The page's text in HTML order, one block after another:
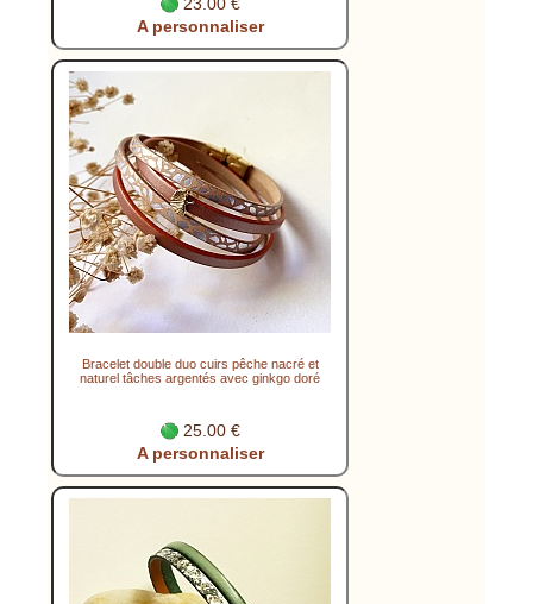
A personnaliser
Bracelet double duo cuirs pêche nacré et
naturel tâches argentés avec ginkgo doré
25.00 €
A personnaliser